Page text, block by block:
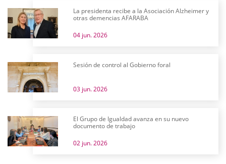
La presidenta recibe a la Asociación Alzheimer y
otras demencias AFARABA
04 jun. 2026
Sesión de control al Gobierno foral
03 jun. 2026
El Grupo de Igualdad avanza en su nuevo
documento de trabajo
02 jun. 2026